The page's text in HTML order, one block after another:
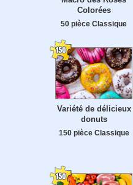
Colorées
50 pièce Classique
Variété de délicieux
donuts
150 pièce Classique